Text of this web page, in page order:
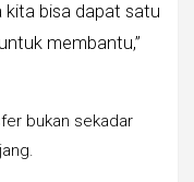
kita bisa dapat satu
membantu,”
bukan sekadar